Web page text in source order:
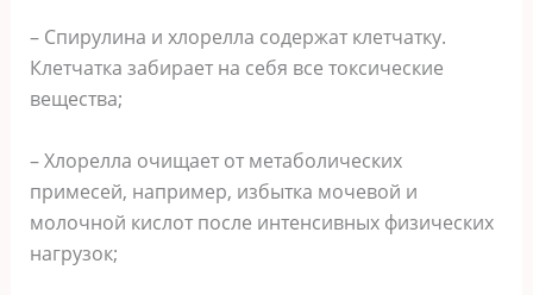
– Спирулина и хлорелла содержат клетчатку.
Клетчатка забирает на себя все токсические
вещества;
– Хлорелла очищает от метаболических
примесей, например, избытка мочевой и
молочной кислот после интенсивных физических
нагрузок;